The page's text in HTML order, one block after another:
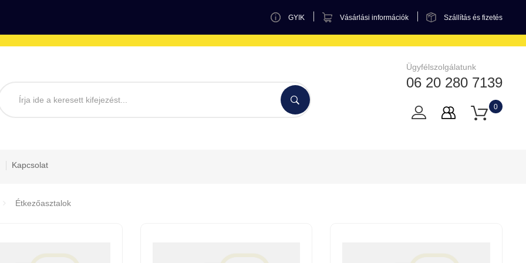
GYIK Vásárlási információk Szállítás és fizetés
Ügyfélszolgálatunk
06 20 280 7139
0
Kapcsolat
Étkezőasztalok